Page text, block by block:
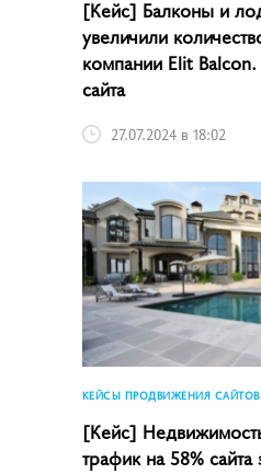
[Кейс] Балконы и
увеличили
компании Elit
сайта
27.07.2024 в 18:02
КЕЙСЫ ПРОДВИЖЕНИЯ САЙТОВ
[Кейс]
трафик на 58% сайта